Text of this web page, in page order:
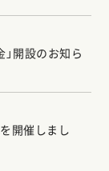
」開設のお知ら
開催しまし